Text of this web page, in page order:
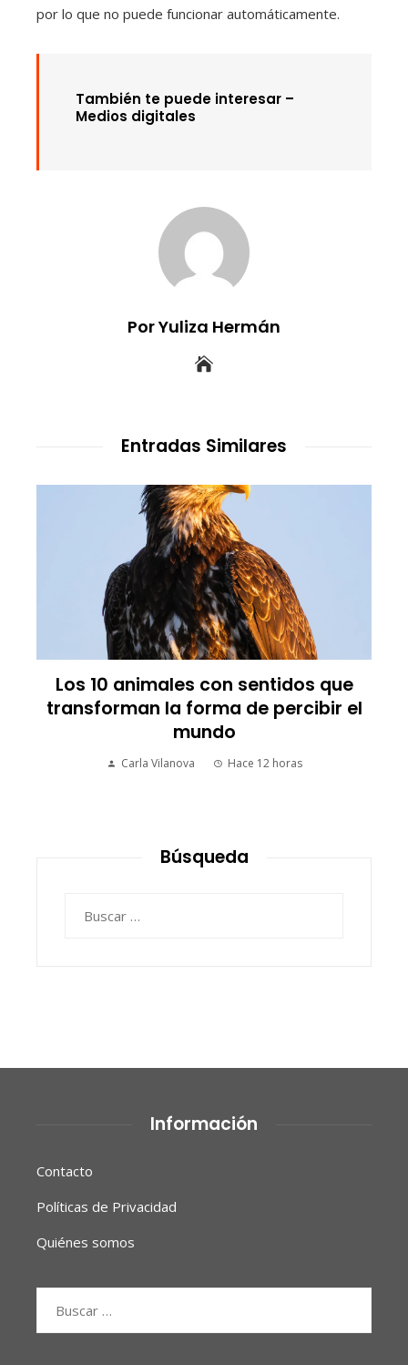
por lo que no puede funcionar automáticamente.
También te puede interesar –
Medios digitales
Por Yuliza Hermán
Entradas Similares
Los 10 animales con sentidos que
transforman la forma de percibir el
mundo
Carla Vilanova Hace 12 horas
Búsqueda
Información
Contacto
Políticas de Privacidad
Quiénes somos